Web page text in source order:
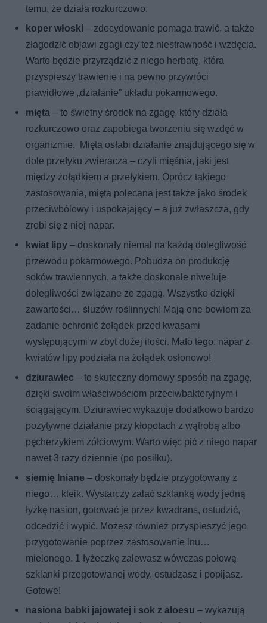
temu, że działa rozkurczowo.
koper włoski– zdecydowanie pomaga trawić, a także
złagodzić objawi zgagi czy też niestrawność i wzdęcia.
Warto będzie przyrządzić z niego herbatę, która
przyspieszy trawienie i na pewno przywróci
prawidłowe „działanie” układu pokarmowego.
mięta– to świetny środek na zgagę, który działa
rozkurczowo oraz zapobiega tworzeniu się wzdęć w
organizmie. Mięta osłabi działanie znajdującego się w
dole przełyku zwieracza – czyli mięśnia, jaki jest
między żołądkiem a przełykiem. Oprócz takiego
zastosowania, mięta polecana jest także jako środek
przeciwbólowy i uspokajający – a już zwłaszcza, gdy
zrobi się z niej napar.
kwiat lipy– doskonały niemal na każdą dolegliwość
przewodu pokarmowego. Pobudza on produkcję
soków trawiennych, a także doskonale niweluje
dolegliwości związane ze zgagą. Wszystko dzięki
zawartości… śluzów roślinnych! Mają one bowiem za
zadanie ochronić żołądek przed kwasami
występującymi w zbyt dużej ilości. Mało tego, napar z
kwiatów lipy podziała na żołądek osłonowo!
dziurawiec– to skuteczny domowy sposób na zgagę,
dzięki swoim właściwościom przeciwbakteryjnym i
ściągającym. Dziurawiec wykazuje dodatkowo bardzo
pozytywne działanie przy kłopotach z wątrobą albo
pęcherzykiem żółciowym. Warto więc pić z niego napar
nawet 3 razy dziennie (po posiłku).
siemię lniane – doskonały będzie przygotowany z
niego… kleik. Wystarczy zalać szklanką wody jedną
łyżkę nasion, gotować je przez kwadrans, ostudzić,
odcedzić i wypić. Możesz również przyspieszyć jego
przygotowanie poprzez zastosowanie lnu…
mielonego. 1 łyżeczkę zalewasz wówczas połową
szklanki przegotowanej wody, ostudzasz i popijasz.
Gotowe!
nasiona babki jajowatej i sok z aloesu – wykazują